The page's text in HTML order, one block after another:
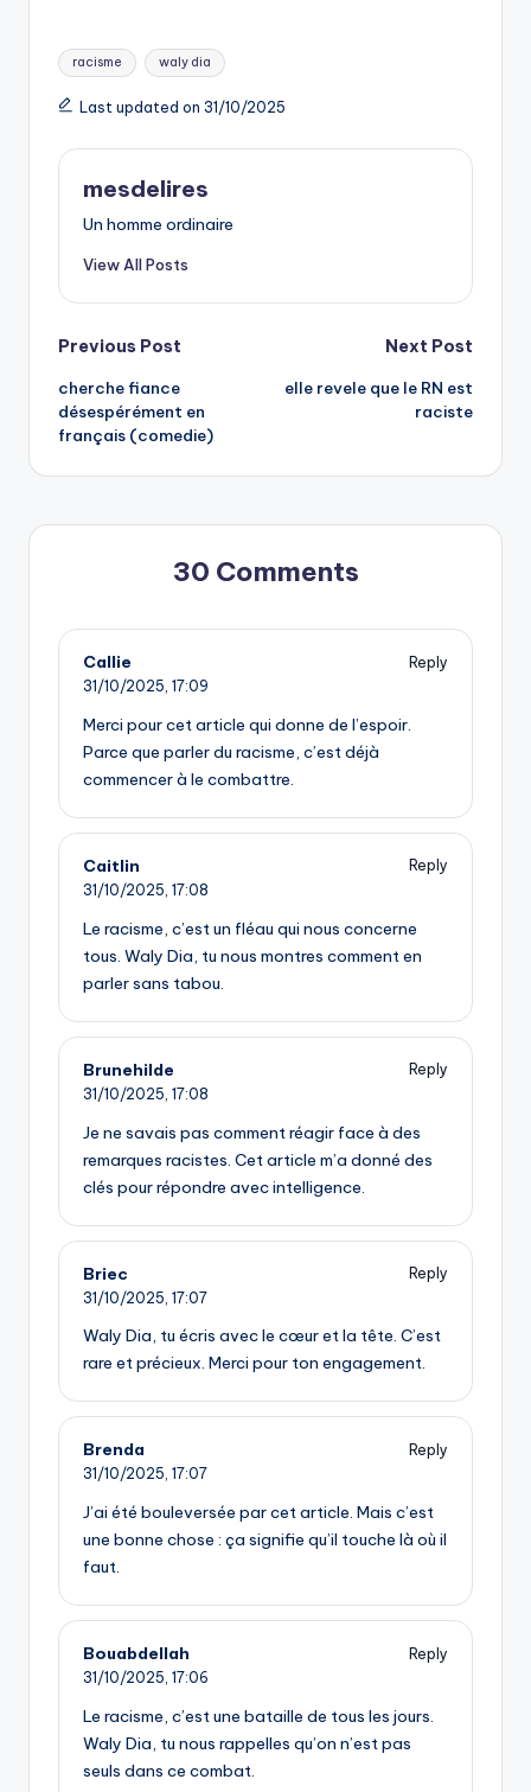
Tags:
racisme waly dia
Last updated on 31/10/2025
mesdelires
Un homme ordinaire
View All Posts
Post
navigation
Previous Post
cherche fiance
désespérément en
français (comedie)
Next Post
elle revele que le RN est
raciste
30 Comments
Callie
Reply
31/10/2025, 17:09
Merci pour cet article qui donne de l’espoir.
Parce que parler du racisme, c’est déjà
commencer à le combattre.
Caitlin
Reply
31/10/2025, 17:08
Le racisme, c’est un fléau qui nous concerne
tous. Waly Dia, tu nous montres comment en
parler sans tabou.
Brunehilde
Reply
31/10/2025, 17:08
Je ne savais pas comment réagir face à des
remarques racistes. Cet article m’a donné des
clés pour répondre avec intelligence.
Briec
Reply
31/10/2025, 17:07
Waly Dia, tu écris avec le cœur et la tête. C’est
rare et précieux. Merci pour ton engagement.
Brenda
Reply
31/10/2025, 17:07
J’ai été bouleversée par cet article. Mais c’est
une bonne chose : ça signifie qu’il touche là où il
faut.
Bouabdellah
Reply
31/10/2025, 17:06
Le racisme, c’est une bataille de tous les jours.
Waly Dia, tu nous rappelles qu’on n’est pas
seuls dans ce combat.